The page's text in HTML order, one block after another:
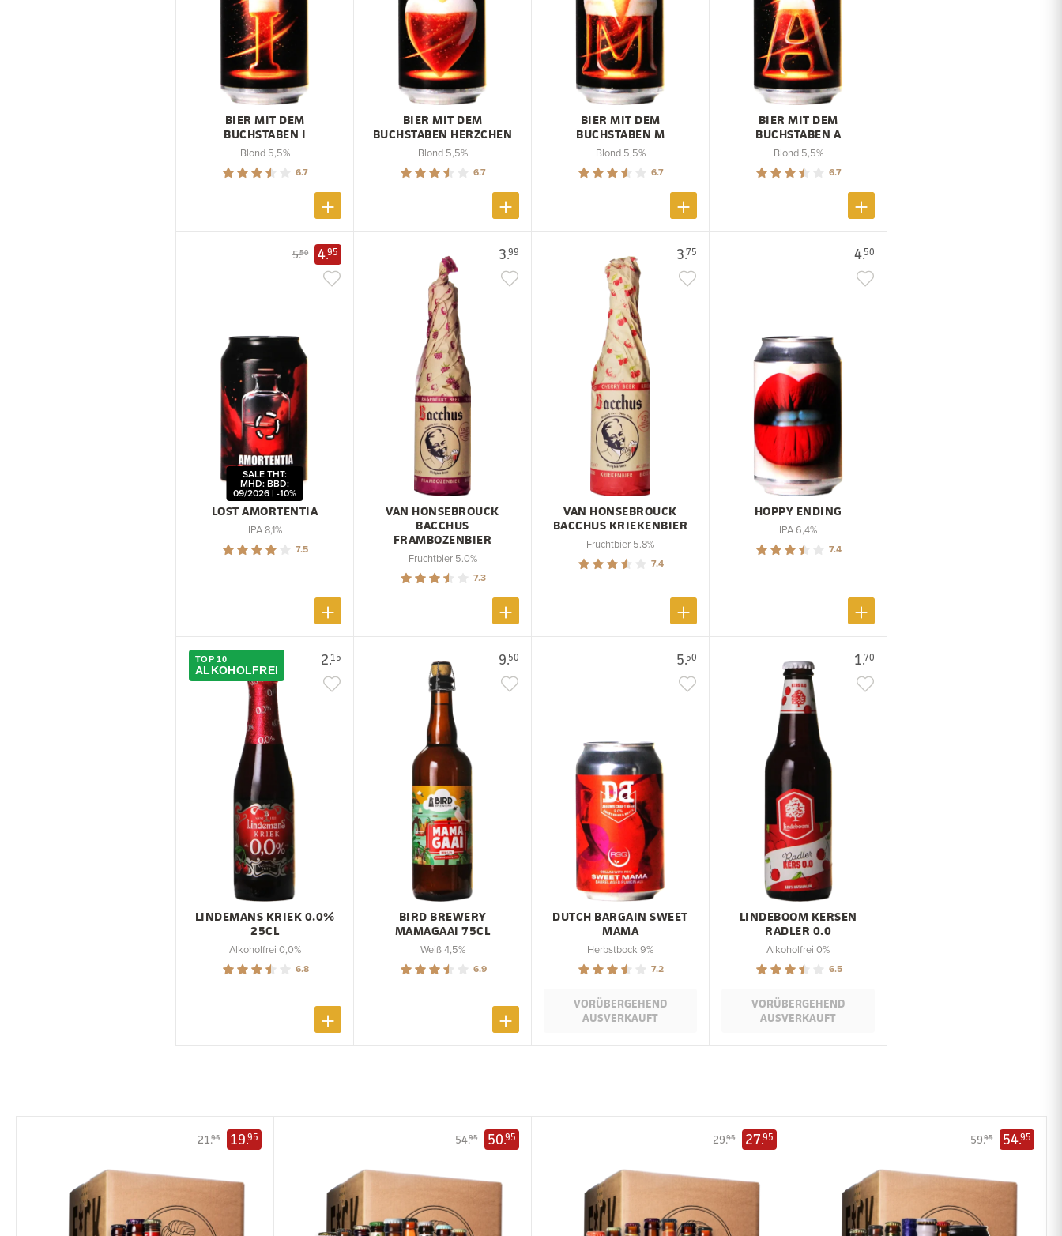
BIER MIT DEM
BUCHSTABEN I
Blond 5,5%
6.7
BIER MIT DEM
BUCHSTABEN HERZCHEN
Blond 5,5%
6.7
BIER MIT DEM
BUCHSTABEN M
Blond 5,5%
6.7
BIER MIT DEM
BUCHSTABEN A
Blond 5,5%
6.7
5.50 4.95
LOST AMORTENTIA
SALE THT:
MHD: BBD:
09/2026 | -10%
IPA 8,1%
7.5
3.99
VAN HONSEBROUCK
BACCHUS
FRAMBOZENBIER
Fruchtbier 5.0%
7.3
3.75
VAN HONSEBROUCK
BACCHUS KRIEKENBIER
Fruchtbier 5.8%
7.4
4.50
HOPPY ENDING
IPA 6,4%
7.4
2.15
TOP 10
ALKOHOLFREI
LINDEMANS KRIEK 0.0%
25CL
Alkoholfrei 0,0%
6.8
9.50
BIRD BREWERY
MAMAGAAI 75CL
Weiß 4,5%
6.9
5.50
DUTCH BARGAIN SWEET
MAMA
Herbstbock 9%
7.2
VORÜBERGEHEND
AUSVERKAUFT
1.70
LINDEBOOM KERSEN
RADLER 0.0
Alkoholfrei 0%
6.5
VORÜBERGEHEND
AUSVERKAUFT
21.95 19.95 54.95 50.95 29.95 27.95 59.95 54.95